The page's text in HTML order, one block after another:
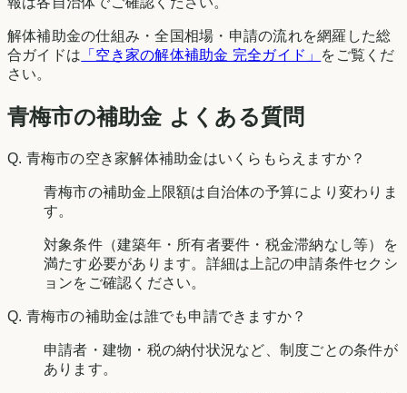
解体補助金の仕組み・全国相場・申請の流れを網羅した総
合ガイドは 「空き家の解体補助金 完全ガイド」
をご覧くだ
さい。
青梅市の補助金 よくある質問
Q. 青梅市の空き家解体補助金はいくらもらえますか？
青梅市の補助金上限額は自治体の予算により変わりま
す。
対象条件（建築年・所有者要件・税金滞納なし等）を
満たす必要があります。詳細は上記の申請条件セクシ
ョンをご確認ください。
Q. 青梅市の補助金は誰でも申請できますか？
申請者・建物・税の納付状況など、制度ごとの条件が
あります。